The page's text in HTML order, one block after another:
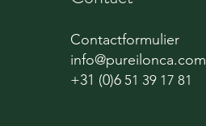
Contactformulier
info@pureilonca.com
+31 (0)6 51 39 17 81